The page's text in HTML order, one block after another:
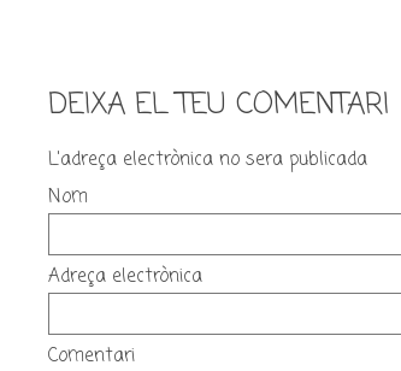
DEIXA EL TEU COMENTARI
L'adreça electrònica no sera publicada
Nom
Adreça electrònica
Comentari